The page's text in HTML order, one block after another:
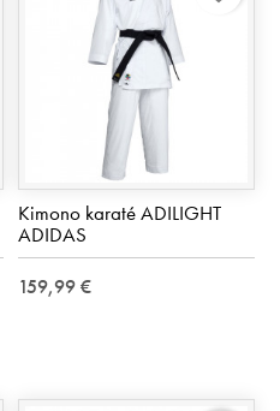
Kimono karaté ADILIGHT
ADIDAS
159,99 €